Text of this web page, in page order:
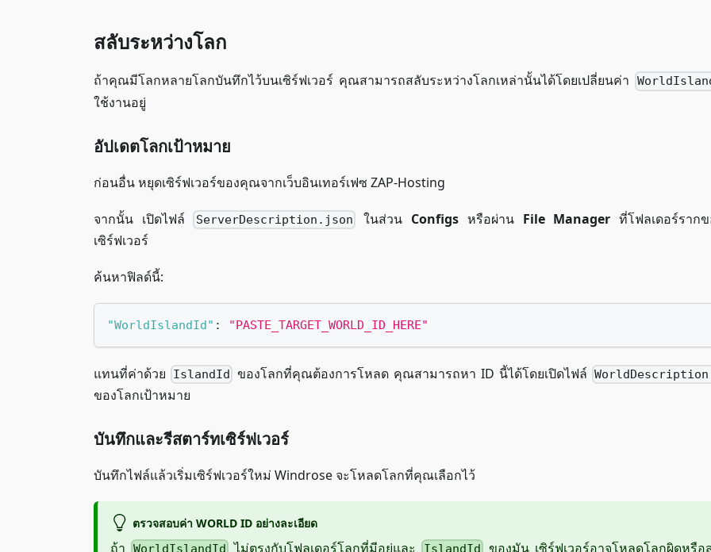
สลับระหว่างโลก
ถ้าคุณมีโลกหลายโลกบันทึกไว้บนเซิร์ฟเวอร์ คุณสามารถสลับระหว่างโลกเหล่านั้นได้โดยเปลี่ยนค่า
ใช้งานอยู่
อัปเดตโลกเป้าหมาย
ก่อนอื่น หยุดเซิร์ฟเวอร์ของคุณจากเว็บอินเทอร์เฟซ ZAP-Hosting
จากนั้น เปิดไฟล์ ServerDescription.json ในส่วน Configs หรือผ่าน File Manager ที่โฟลเดอร์ราก
เซิร์ฟเวอร์
ค้นหาฟิลด์นี้:
"WorldIslandId" : "PASTE_TARGET_WORLD_ID_HERE"
แทนที่ค่าด้วย IslandId ของโลกที่คุณต้องการโหลด คุณสามารถหา ID นี้ได้โดยเปิดไฟล์
ของโลกเป้าหมาย
บันทึกและรีสตาร์ทเซิร์ฟเวอร์
บันทึกไฟล์แล้วเริ่มเซิร์ฟเวอร์ใหม่ Windrose จะโหลดโลกที่คุณเลือกไว้
ตรวจสอบค่า WORLD ID อย่างละเอียด
ถ้า WorldIslandId ไม่ตรงกับโฟลเดอร์โลกที่มีอยู่และ IslandId ของมัน เซิร์ฟเวอร์อาจโหลดโลกผิดหรือ